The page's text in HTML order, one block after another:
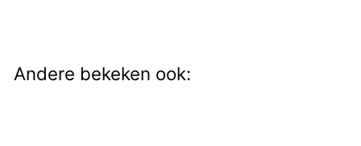
Andere bekeken ook: